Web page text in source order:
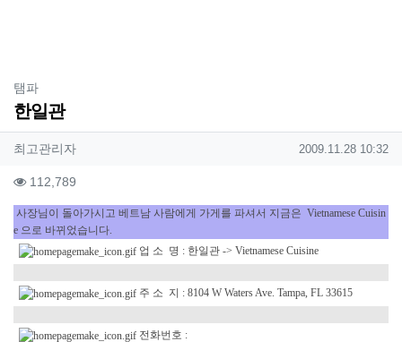
탬파분류
한일관
작성자 정보
최고관리자작성 작성일
2009.11.28 10:32
컨텐츠 정보
112,789
본문
사장님이 돌아가시고 베트남 사람에게 가게를 파셔서 지금은 Vietnamese Cuisin
e 으로 바뀌었습니다.
업 소 명 : 한일관 -> Vietnamese Cuisine
주 소 지 : 8104 W Waters Ave. Tampa, FL 33615
전화번호 :